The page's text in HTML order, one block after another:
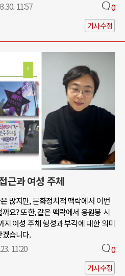
11:57 0
기사수정
근과 여성 주체
많지만, 문화정치적 맥락에서 이번
요? 또한, 같은 맥락에서 응원봉 시
지 여성 주체 형성과 부각에 대한 의미
습니다.
11:20 0
기사수정